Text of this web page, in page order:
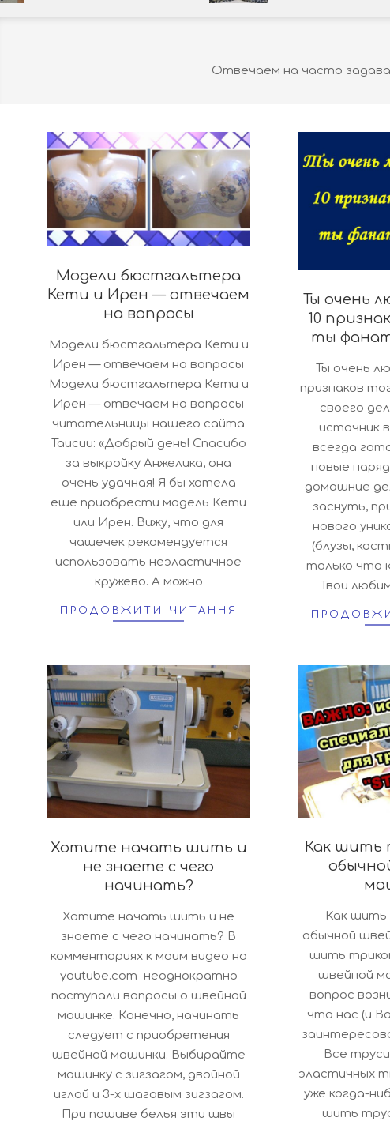
Отвечаем на часто
Модели бюстгальтера
Кети и Ирен — отвечаем
на вопросы
05-
14
Модели бюстгальтера Кети и
Ирен — отвечаем на вопросы
Модели бюстгальтера Кети и
Ирен — отвечаем на вопросы
читательницы нашего сайта
Таисии: «Добрый день! Спасибо
за выкройку Анжелика, она
очень удачная! Я бы хотела
еще приобрести модель Кети
или Ирен. Вижу, что для
чашечек рекомендуется
использовать неэластичное
кружево. А можно
ПРОДОВЖИТИ ЧИТАННЯ
Ты очень
10
ты фанат
18
Ты очень
признаков
своего
источник
всегда
новые
домашние
заснуть,
нового
(блузы,
только что
Твои
Хотите начать шить и
не знаете с чего
начинать?
06-
Хотите начать шить и не
знаете с чего начинать? В
комментариях к моим видео на
youtube.com неоднократно
поступали вопросы о швейной
машинке. Конечно, начинать
следует с приобретения
швейной машинки. Выбирайте
машинку с зигзагом, двойной
иглой и 3-х шаговым зигзагом.
При пошиве белья эти швы
Как шить
25
Как
обычной
шить
швейной
вопрос
что нас (и
Все
эластичных
уже когда-
шить